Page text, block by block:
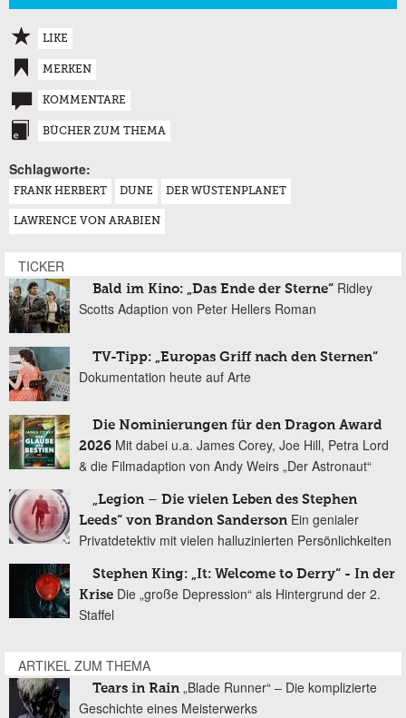
LIKE
MERKEN
KOMMENTARE
BÜCHER ZUM THEMA
Schlagworte:
FRANK HERBERT DUNE DER WÜSTENPLANET
LAWRENCE VON ARABIEN
TICKER
Bald im Kino: „Das Ende der Sterne“ Ridley
Scotts Adaption von Peter Hellers Roman
TV-Tipp: „Europas Griff nach den Sternen“
Dokumentation heute auf Arte
Die Nominierungen für den Dragon Award
2026 Mit dabei u.a. James Corey, Joe Hill, Petra Lord
& die Filmadaption von Andy Weirs „Der Astronaut“
„Legion – Die vielen Leben des Stephen
Leeds“ von Brandon Sanderson Ein genialer
Privatdetektiv mit vielen halluzinierten Persönlichkeiten
Stephen King: „It: Welcome to Derry“ - In der
Krise Die „große Depression“ als Hintergrund der 2.
Staffel
ARTIKEL ZUM THEMA
Tears in Rain „Blade Runner“ – Die komplizierte
Geschichte eines Meisterwerks